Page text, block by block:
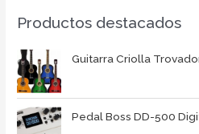
Productos destacados
Guitarra Criolla
Pedal Boss DD-500